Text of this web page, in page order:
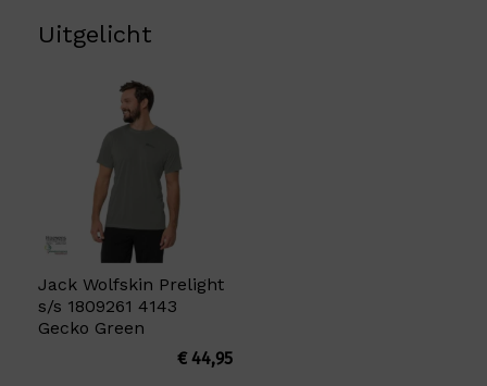
Uitgelicht
Jack Wolfskin Prelight
s/s 1809261 4143
Gecko Green
€44,95